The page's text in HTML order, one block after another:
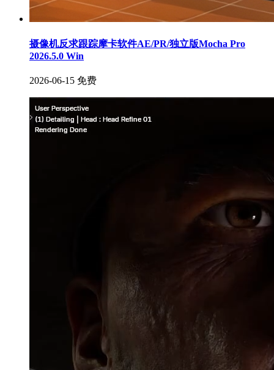
摄像机反求跟踪摩卡软件AE/PR/独立版Mocha Pro
2026.5.0 Win
2026-06-15 免费